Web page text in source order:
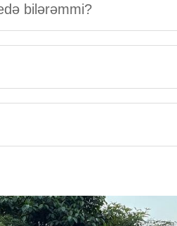
bilərəmmi?